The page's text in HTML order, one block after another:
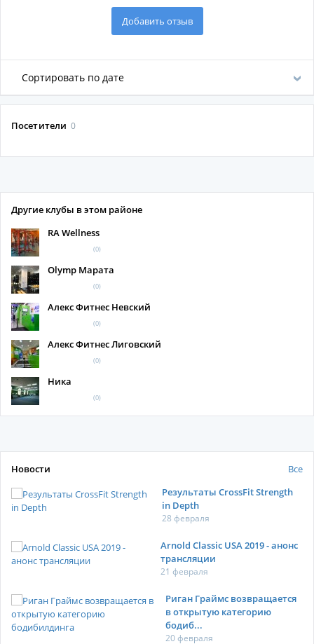
Добавить отзыв
Сортировать по дате
Посетители 0
Другие клубы в этом районе
RA Wellness
(0)
Olymp Марата
(0)
Алекс Фитнес Невский
(0)
Алекс Фитнес Лиговский
(0)
Ника
(0)
Новости
Все
Результаты CrossFit Strength
in Depth
28 февраля
Arnold Classic USA 2019 - анонс
трансляции
21 февраля
Риган Граймс возвращается
в открытую категорию
бодиб...
20 февраля